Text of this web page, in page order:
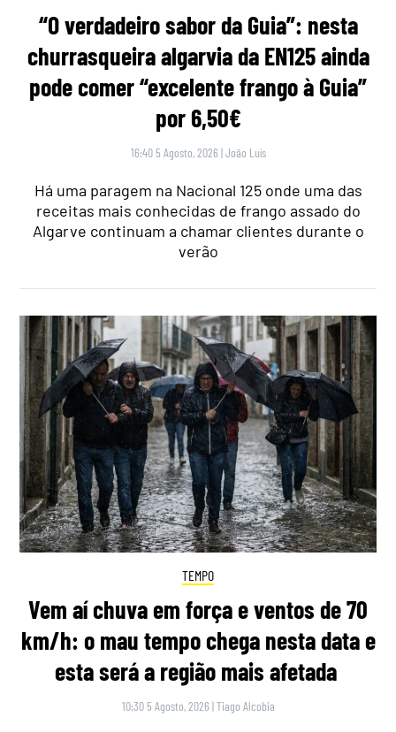
“O verdadeiro sabor da Guia”: nesta
churrasqueira algarvia da EN125 ainda
pode comer “excelente frango à Guia”
por 6,50€
16:40 5 Agosto, 2026 |João Luís
Há uma paragem na Nacional 125 onde uma das
receitas mais conhecidas de frango assado do
Algarve continuam a chamar clientes durante o
verão
TEMPO
Vem aí chuva em força e ventos de 70
km/h: o mau tempo chega nesta data e
esta será a região mais afetada
10:30 5 Agosto, 2026 |Tiago Alcobia